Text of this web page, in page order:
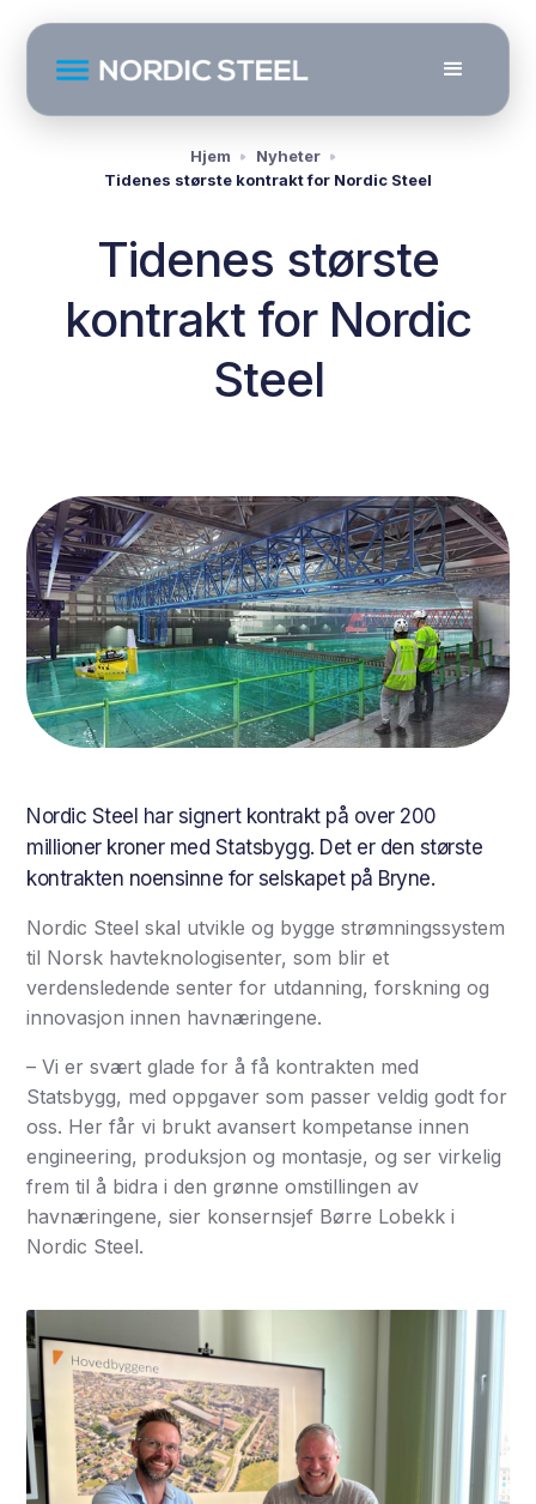
Hjem
Nyheter
Tidenes største kontrakt for Nordic Steel
Tidenes største
kontrakt for Nordic
Steel
Nordic Steel har signert kontrakt på over 200
millioner kroner med Statsbygg. Det er den største
kontrakten noensinne for selskapet på Bryne.
Nordic Steel skal utvikle og bygge strømningssystem
til Norsk havteknologisenter, som blir et
verdensledende senter for utdanning, forskning og
innovasjon innen havnæringene.
– Vi er svært glade for å få kontrakten med
Statsbygg, med oppgaver som passer veldig godt for
oss. Her får vi brukt avansert kompetanse innen
engineering, produksjon og montasje, og ser virkelig
frem til å bidra i den grønne omstillingen av
havnæringene, sier konsernsjef Børre Lobekk i
Nordic Steel.